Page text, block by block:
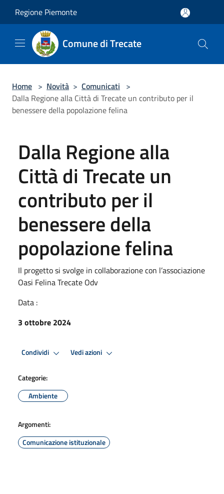
Regione Piemonte
Comune di Trecate
Home > Novità > Comunicati >
Dalla Regione alla Città di Trecate un contributo per il
benessere della popolazione felina
Dalla Regione alla
Città di Trecate un
contributo per il
benessere della
popolazione felina
Il progetto si svolge in collaborazione con l’associazione
Oasi Felina Trecate Odv
Data :
3 ottobre 2024
Condividi Vedi azioni
Categorie:
Ambiente
Argomenti:
Comunicazione istituzionale